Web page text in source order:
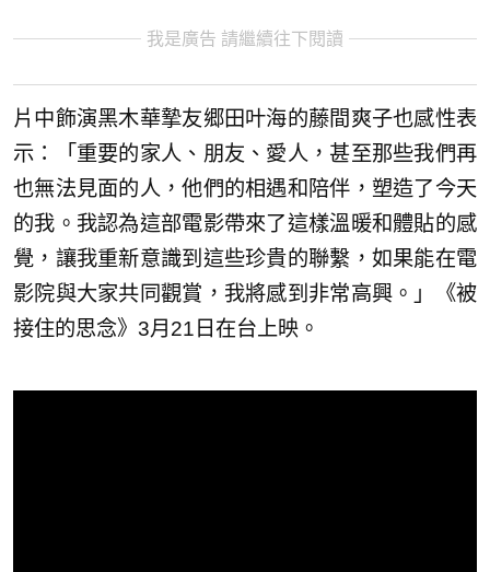
我是廣告 請繼續往下閱讀
片中飾演黑木華摯友郷田叶海的藤間爽子也感性表
示：「重要的家人、朋友、愛人，甚至那些我們再
也無法見面的人，他們的相遇和陪伴，塑造了今天
的我。我認為這部電影帶來了這樣溫暖和體貼的感
覺，讓我重新意識到這些珍貴的聯繫，如果能在電
影院與大家共同觀賞，我將感到非常高興。」《被
接住的思念》3月21日在台上映。